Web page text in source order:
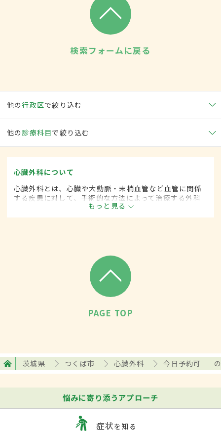
検索フォームに戻る
他の行政区で絞り込む
他の 診療科目で絞り込む
心臓外科について
心臓外科とは、心臓や大動脈・末梢血管など血管に関係
する疾患に対して、手術的な方法によって治療する外科
もっと見る
PAGE TOP
茨城県 つくば市 心臓外科 今日予約可
悩みに寄り添うアプローチ
症状を知る